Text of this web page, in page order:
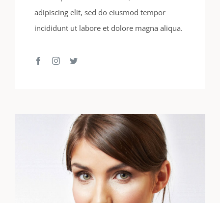
adipiscing elit, sed do eiusmod tempor
incididunt ut labore et dolore magna aliqua.